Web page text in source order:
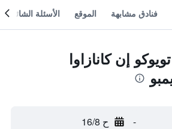
فنادق مشابهة الموقع الأسئلة الشائعة
إن كانازاوا
- ح 16/8